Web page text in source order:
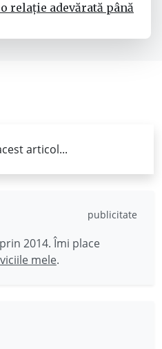
relație adevărată până
articol...
publicitate
2014. Îmi place
mele.